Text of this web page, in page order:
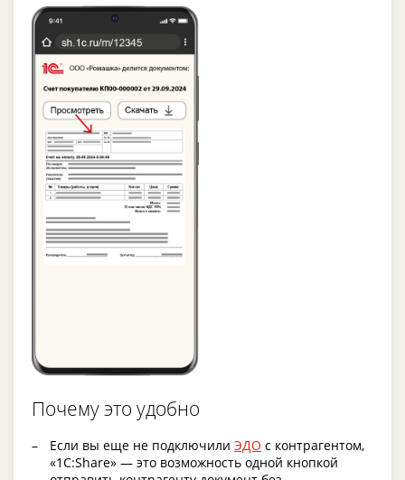
Почему это удобно
Если вы еще не подключили ЭДО с контрагентом,
«1C:Share» — это возможность одной кнопкой